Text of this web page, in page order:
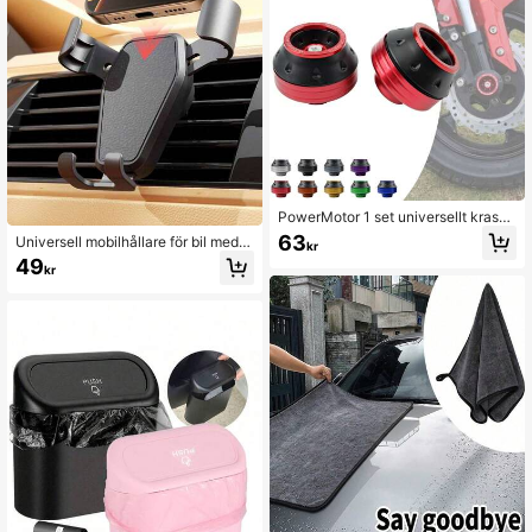
Universell mobilhållare för bil med l
uftventilfäste, mobilställ för bil
49kr
PowerMotor 1 set universellt krasch
skydd för motorcykel i aluminium, s
kydd för framgaffel, hjulskydd, kras
63kr